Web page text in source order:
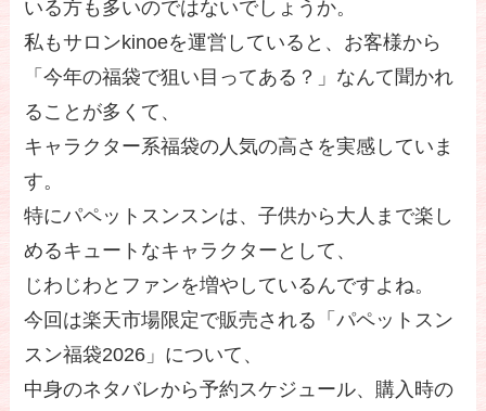
いる方も多いのではないでしょうか。
私もサロンkinoeを運営していると、お客様から
「今年の福袋で狙い目ってある？」なんて聞かれ
ることが多くて、
キャラクター系福袋の人気の高さを実感していま
す。
特にパペットスンスンは、子供から大人まで楽し
めるキュートなキャラクターとして、
じわじわとファンを増やしているんですよね。
今回は楽天市場限定で販売される「パペットスン
スン福袋2026」について、
中身のネタバレから予約スケジュール、購入時の